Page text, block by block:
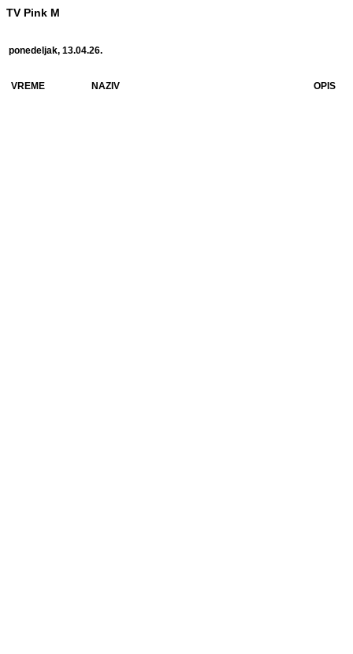
TV Pink M
ponedeljak, 13.04.26.
VREME NAZIV OPIS